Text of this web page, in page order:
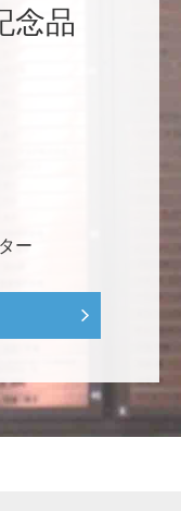
躍応援基金>
に発展させて 下
基金>
て世界をリー
>
会は素晴らし
念品
ー